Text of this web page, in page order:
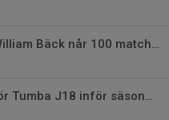
Andreas Jansson och William Bäck når 100 matcher i J18
Välkommen på try out för Tumba J18 inför säsongen 2025/2026